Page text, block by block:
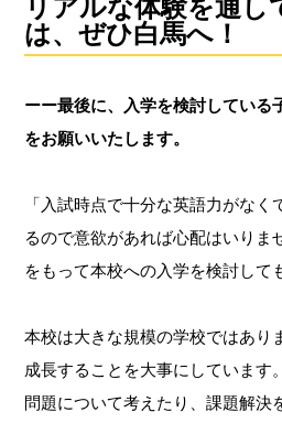
リアルな体験を通し
は、ぜひ白馬へ！
ーー最後に、入学を検討している
をお願いいたします。
「入試時点で十分な英語力がな
るので意欲があれば心配はいりま
をもって本校への入学を検討して
本校は大きな規模の学校ではあり
成長することを大事にしています
問題について考えたり、課題解決